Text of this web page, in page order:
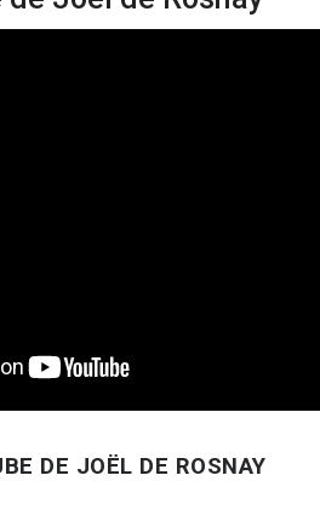
DE JOËL DE ROSNAY